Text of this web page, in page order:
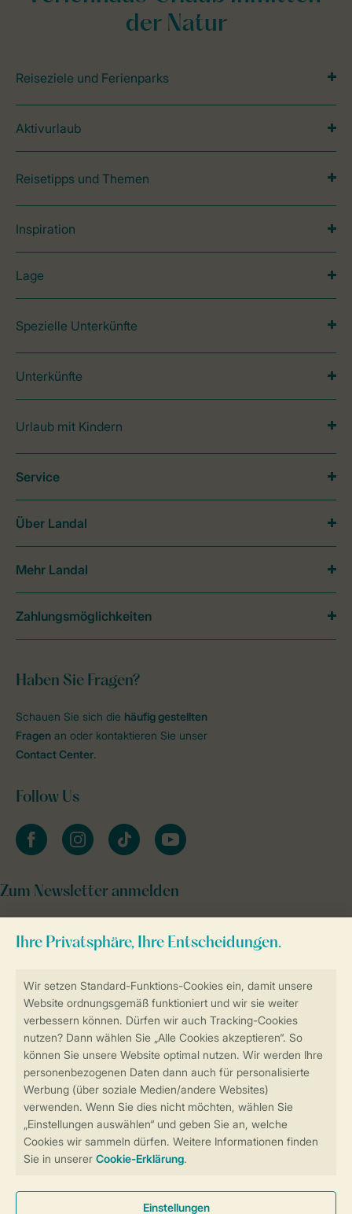
Sicherstellung Deiner Privatsphäre
Sicher und schnell zur Online-Buchung
Sichere Datenübertragung
Sicheres Bezahlen
der Natur
Reiseziele und Ferienparks
Aktivurlaub
Reisetipps und Themen
Inspiration
Lage
Spezielle Unterkünfte
Unterkünfte
Urlaub mit Kindern
Haben Sie Fragen?
Schauen Sie sich die häufig gestellten
Fragen an oder kontaktieren Sie unser
Contact Center.
Follow Us
facebookinstagramtiktok youtube
Zum Newsletter anmelden
Service
Über Landal
Mehr Landal
Zahlungsmöglichkeiten